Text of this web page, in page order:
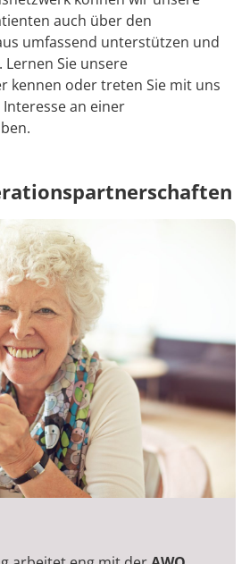
auch über den
umfassend unterstützen und
Sie unsere
kennen oder treten Sie mit uns
an einer